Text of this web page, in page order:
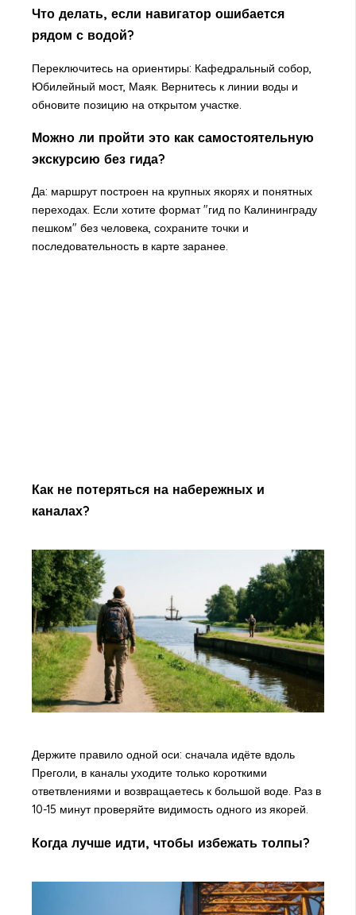
Что делать, если навигатор ошибается
рядом с водой?
Переключитесь на ориентиры: Кафедральный собор,
Юбилейный мост, Маяк. Вернитесь к линии воды и
обновите позицию на открытом участке.
Можно ли пройти это как самостоятельную
экскурсию без гида?
Да: маршрут построен на крупных якорях и понятных
переходах. Если хотите формат "гид по Калининграду
пешком" без человека, сохраните точки и
последовательность в карте заранее.
Как не потеряться на набережных и
каналах?
Держите правило одной оси: сначала идёте вдоль
Преголи, в каналы уходите только короткими
ответвлениями и возвращаетесь к большой воде. Раз в
10-15 минут проверяйте видимость одного из якорей.
Когда лучше идти, чтобы избежать толпы?